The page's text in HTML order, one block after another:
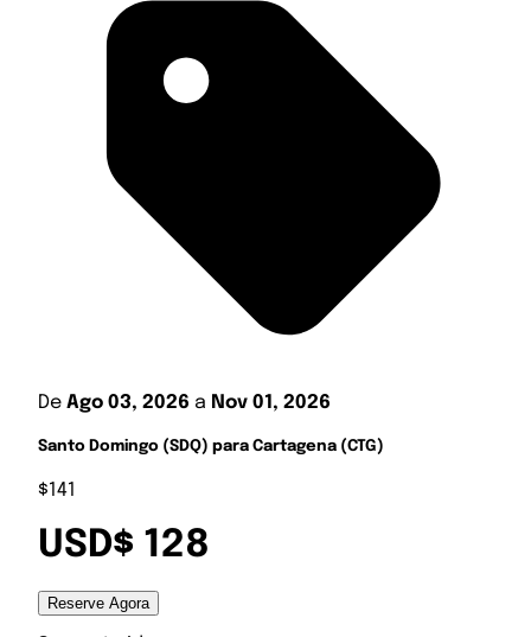
De Ago 03, 2026 a Nov 01, 2026
Santo Domingo (SDQ) para Cartagena (CTG)
$141
USD$ 128
Reserve Agora